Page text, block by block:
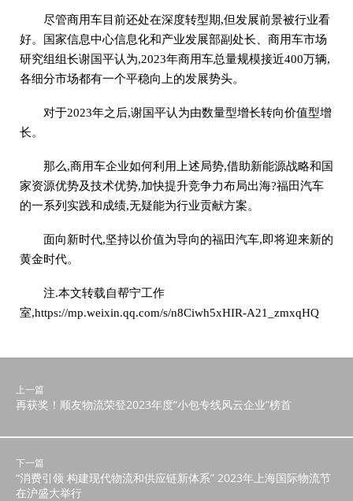
尽管商用车目前还处在深度转型期,但发展前景被行业看
好。国家信息中心信息化和产业发展部副处长、商用车市场
研究组组长谢国平认为,2023年商用车总量规模接近400万辆,
各细分市场都有一个平稳向上的发展势头。
对于2023年之后,谢国平认为由数量型增长转向价值型增
长。
那么,商用车企业如何利用上述局势,借助新能源战略和国
家资源优势及技术优势,加快提升竞争力布局出海?福田汽车
的一系列实践和成绩,无疑能为行业贡献方案。
面向新时代,坚持以价值为导向的福田汽车,即将迎来新的
黄金时代。
注.本文转载自帮宁工作
室,https://mp.weixin.qq.com/s/n8Ciwh5xHIR-A21_zmxqHQ
上一篇
再获奖！顺友物流荣登2023年度“小包专线风云企业”榜首
下一篇
“消费引领 构建现代物流和供应链新体系” 2023年上海国际物流节
在沪盛大举行